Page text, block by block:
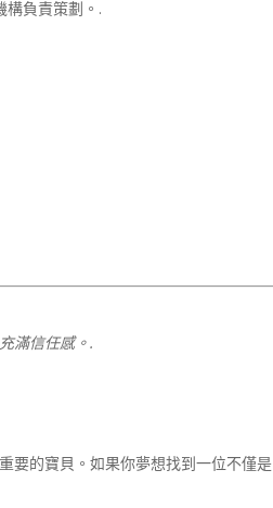
構負責策劃。.
滿信任感。.
要的寶貝。如果你夢想找到一位不僅是